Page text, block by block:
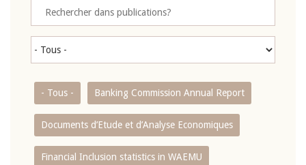
- Tous - Banking Commission Annual Report
Documents d’Etude et d’Analyse Economiques
Financial Inclusion statistics in WAEMU